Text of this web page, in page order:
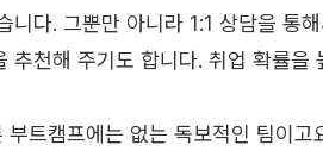
다. 그뿐만 아니라 1:1 상담을 통
추천해 주기도 합니다. 취업 확률을
트캠프에는 없는 독보적인 팀이고